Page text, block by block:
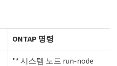
ONTAP 명령
"* 시스템 노드 run-node